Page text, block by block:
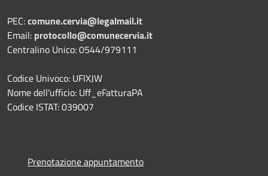
PEC:comune.cervia@legalmail.it
Email: protocollo@comunecervia.it
Centralino Unico: 0544/979111
Codice Univoco: UFIXJW
Nome dell'ufficio: Uff_eFatturaPA
Codice ISTAT: 039007
Prenotazione appuntamento